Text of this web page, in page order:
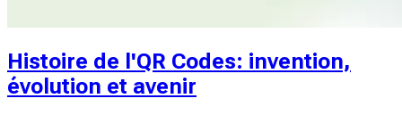
Histoire de l'QR Codes: invention,
évolution et avenir